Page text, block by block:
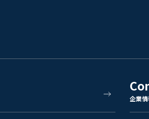
企業